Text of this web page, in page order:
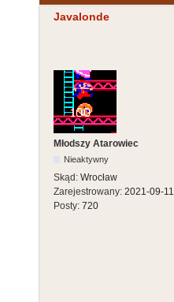
Javalonde
Młodszy Atarowiec
Nieaktywny
Skąd: Wrocław
Zarejestrowany: 2021-09-11
Posty: 720